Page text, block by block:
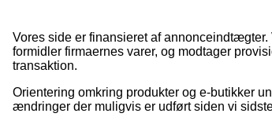
Vores side er finansieret af
formidler firmaernes varer, og modtager
transaktion.
Orientering omkring produkter og e-butikker
ændringer der muligvis er udført siden vi